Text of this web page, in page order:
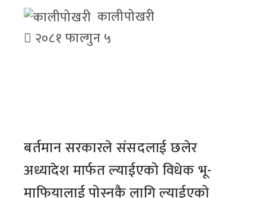
कालीपोखरी
२०८१ फाल्गुन ५
बर्तमान सरकारले संसदलाई छलेर
अध्यादेश मार्फत ल्याईएको विधेक भू-
माफियालाई पोस्नकै लागि ल्याईएको